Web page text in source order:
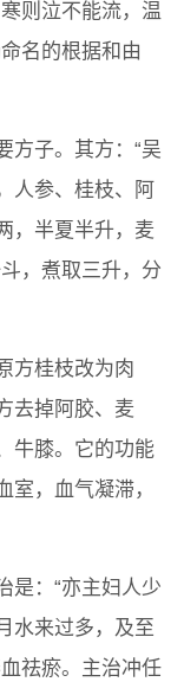
则泣不能流，温
名的根据和由
方子。其方：“吴
人参、桂枝、阿
，半夏半升，麦
，煮取三升，分
方桂枝改为肉
去掉阿胶、麦
牛膝。它的功能
，血气凝滞，
是：“亦主妇人少
水来过多，及至
祛瘀。主治冲任